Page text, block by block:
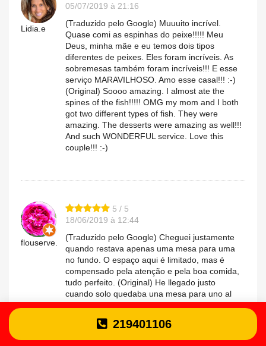
Lidia.e
05/07/2019 à 21:16
(Traduzido pelo Google) Muuuito incrível.
Quase comi as espinhas do peixe!!!!! Meu
Deus, minha mãe e eu temos dois tipos
diferentes de peixes. Eles foram incríveis. As
sobremesas também foram incríveis!!! E esse
serviço MARAVILHOSO. Amo esse casal!!! :-)
(Original) Soooo amazing. I almost ate the
spines of the fish!!!!! OMG my mom and I both
got two different types of fish. They were
amazing. The desserts were amazing as well!!!
And such WONDERFUL service. Love this
couple!!! :-)
flouserve.
5 / 5
18/06/2019 à 12:44
(Traduzido pelo Google) Cheguei justamente
quando restava apenas uma mesa para uma
no fundo. O espaço aqui é limitado, mas é
compensado pela atenção e pela boa comida,
tudo perfeito. (Original) He llegado justo
cuando solo quedaba una mesa para uno al
fondo. El espacio aqui es escaso, pero se
compensa con la atención y la buena comida,
todo estaba perfecto.
219401106